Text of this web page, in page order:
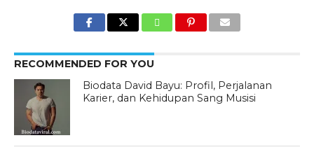
RECOMMENDED FOR YOU
Biodata David Bayu: Profil, Perjalanan
Karier, dan Kehidupan Sang Musisi